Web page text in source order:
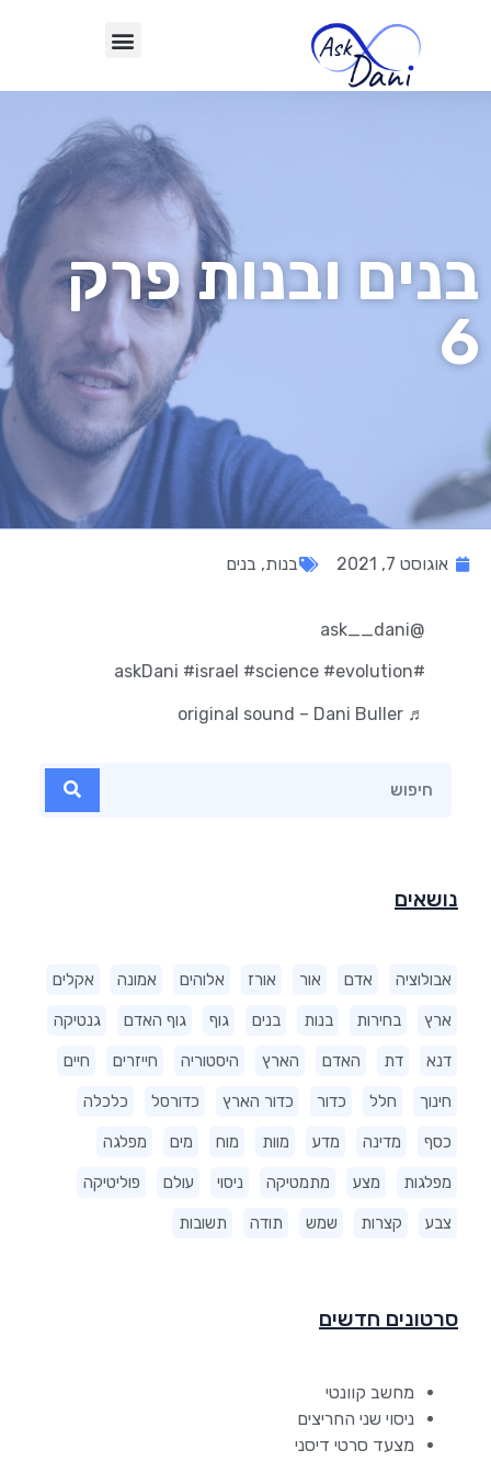
בנים ובנות פרק
6
נושאים
אבולוציה אדם אור אורז אלוהים אמונה אקלים
ארץ בחירות בנות בנים גוף גוף האדם גנטיקה
דנא דת האדם הארץ היסטוריה חייזרים חיים
חינוך חלל כדור כדור הארץ כדורסל כלכלה
כסף מדינה מדע מוות מוח מים מפלגה
מפלגות מצע מתמטיקה ניסוי עולם פוליטיקה
צבע קצרות שמש תודה תשובות
סרטונים חדשים
מחשב קוונטי
ניסוי שני החריצים
מצעד סרטי דיסני
אוגוסט 7, 2021 בנות, בנים
@ask__dani
#askDani
#israel #science #evolution
♬ original sound – Dani Buller